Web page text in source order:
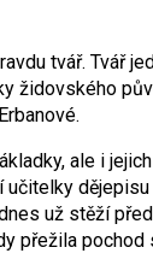
tvář. Tvář
židovského
ale i
dějepisu
už stěží
přežila pochod